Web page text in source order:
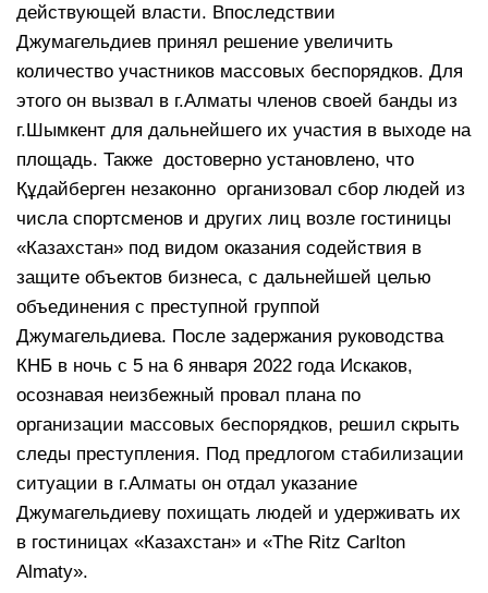
действующей власти. Впоследствии
Джумагельдиев принял решение увеличить
количество участников массовых беспорядков. Для
этого он вызвал в г.Алматы членов своей банды из
г.Шымкент для дальнейшего их участия в выходе на
площадь. Также достоверно установлено, что
Құдайберген незаконно организовал сбор людей из
числа спортсменов и других лиц возле гостиницы
«Казахстан» под видом оказания содействия в
защите объектов бизнеса, с дальнейшей целью
объединения с преступной группой
Джумагельдиева. После задержания руководства
КНБ в ночь с 5 на 6 января 2022 года Искаков,
осознавая неизбежный провал плана по
организации массовых беспорядков, решил скрыть
следы преступления. Под предлогом стабилизации
ситуации в г.Алматы он отдал указание
Джумагельдиеву похищать людей и удерживать их
в гостиницах «Казахстан» и «The Ritz Carlton
Almaty».